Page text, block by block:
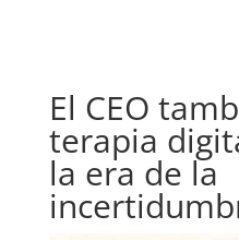
El CEO
terapia
la era de la